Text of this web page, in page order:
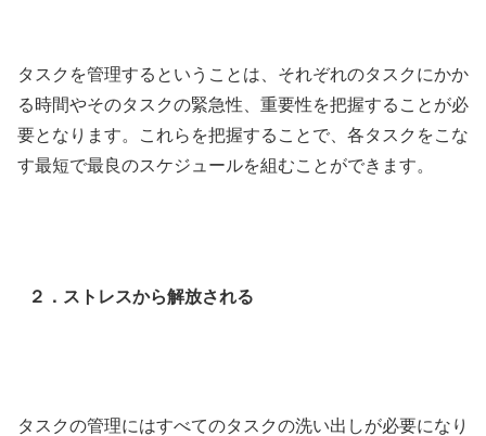
タスクを管理するということは、それぞれのタスクにかか
る時間やそのタスクの緊急性、重要性を把握することが必
要となります。これらを把握することで、各タスクをこな
す最短で最良のスケジュールを組むことができます。
２．ストレスから解放される
タスクの管理にはすべてのタスクの洗い出しが必要になり